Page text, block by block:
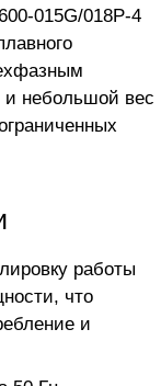
015G/018P-4
небольшой вес
работы
что
и